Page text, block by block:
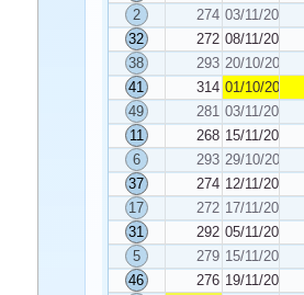
2
274 03/11/2025
32
272 08/11/2025
38
293 20/10/2025
41
314 01/10/2025
49
281 03/11/2025
11
268 15/11/2025
6
293 29/10/2025
37
274 12/11/2025
17
272 17/11/2025
31
292 05/11/2025
5
279 15/11/2025
46
276 19/11/2025